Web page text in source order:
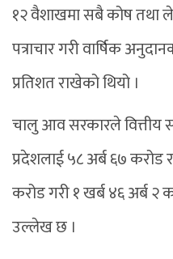
१२ वैशाखमा सबै कोष तथा
पत्राचार गरी वार्षिक
प्रतिशत राखेको थियो ।
चालु आव सरकारले वित्तीय
प्रदेशलाई ५८ अर्ब ६७ करोड
करोड गरी १ खर्ब ४६ अर्ब २
उल्लेख छ ।